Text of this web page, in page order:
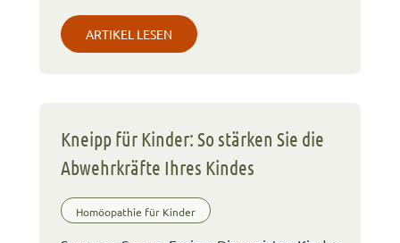
ARTIKEL LESEN
Kneipp für Kinder: So stärken Sie die
Abwehrkräfte Ihres Kindes
Homöopathie für Kinder